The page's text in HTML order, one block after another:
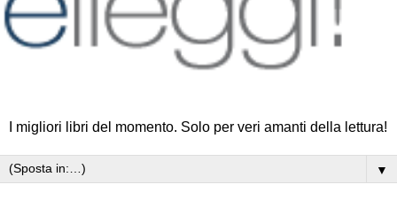
I migliori libri del momento. Solo per veri amanti della lettura!
▼